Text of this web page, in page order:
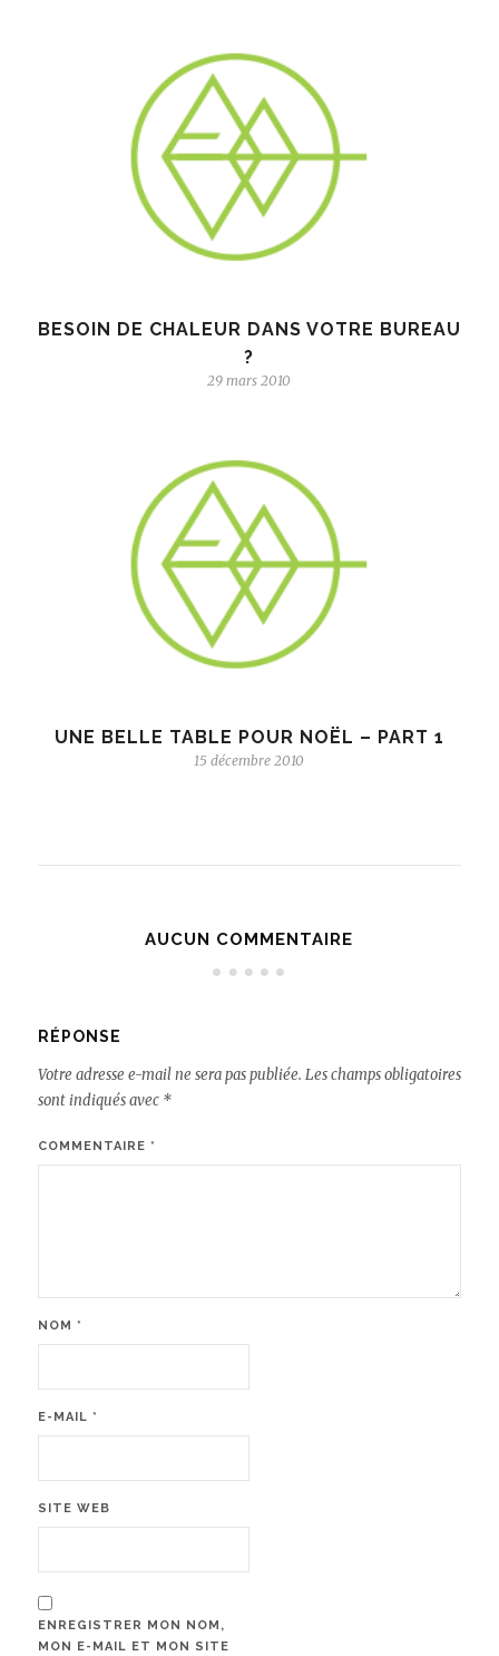
BESOIN DE CHALEUR DANS VOTRE BUREAU
?
29 mars 2010
UNE BELLE TABLE POUR NOËL – PART 1
15 décembre 2010
AUCUN COMMENTAIRE
RÉPONSE
Votre adresse e-mail ne sera pas publiée. Les champs obligatoires
sont indiqués avec *
COMMENTAIRE *
NOM *
E-MAIL *
SITE WEB
ENREGISTRER MON NOM,
MON E-MAIL ET MON SITE